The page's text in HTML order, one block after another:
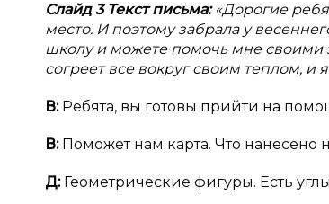
Слайд 3 Текст письма: «Дорогие
место. И поэтому забрала у
школу и можете помочь мне своими
согреет все вокруг своим теплом, и
В:Ребята, вы готовы прийти на
В: Поможет нам карта. Что нанесено
Д: Геометрические фигуры. Есть